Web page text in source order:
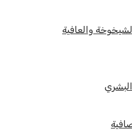
والعافية